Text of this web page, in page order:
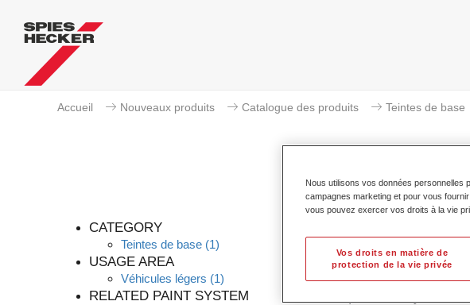
Accueil Nouveaux produits Catalogue des produits Teintes de base
CATEGORY
Teintes de base (1)
USAGE AREA
Véhicules légers (1)
RELATED PAINT SYSTEM
Permahyd Hi-TEC Teinte
Nous utilisons vos données personnelles
campagnes marketing et pour vous
vous pouvez exercer vos droits à la vie
Vos droits en matière de
protection de la vie privée